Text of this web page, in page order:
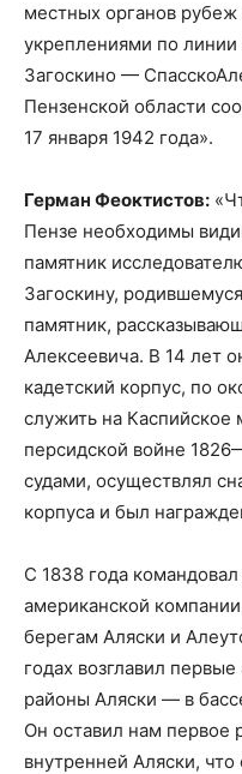
местных органов
укреплениями по
Загоскино —
Пензенской области
17 января 1942 года».
Герман Феоктистов:
Пензе необходимы
памятник
Загоскину,
памятник,
Алексеевича. В 14 лет
кадетский корпус, по
служить на Каспийское
персидской войне
судами, осуществлял
корпуса и был
С 1838 года
американской
берегам Аляски и
годах возглавил
районы Аляски — в
Он оставил нам первое
внутренней Аляски,